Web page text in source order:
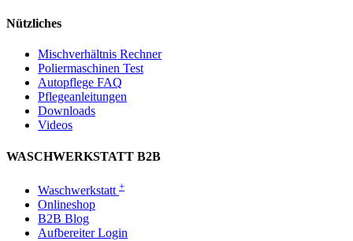
Nützliches
Mischverhältnis Rechner
Poliermaschinen Test
Autopflege FAQ
Pflegeanleitungen
Downloads
Videos
WASCHWERKSTATT B2B
Waschwerkstatt +
Onlineshop
B2B Blog
Aufbereiter Login